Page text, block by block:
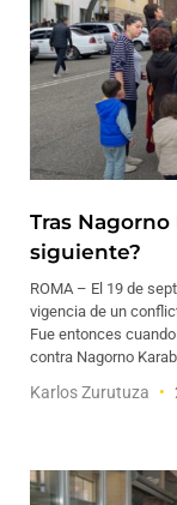
Tras Nagorno
siguiente?
ROMA – El 19 de
vigencia de un
Fue entonces
contra Nagorno
Karlos Zurutuza